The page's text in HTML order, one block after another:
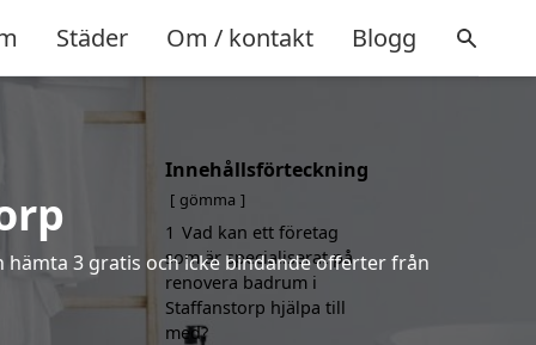
Städer Om / kontakt Blogg
3 gratis och icke bindande offerter från
Innehållsförteckning
gömma
1 Vad kan ett företag
som är specialiserat på
renovera badrum i
Staffanstorp hjälpa till
med?